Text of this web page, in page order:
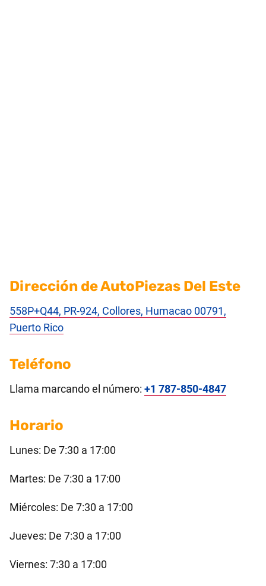
Dirección de AutoPiezas Del Este
558P+Q44, PR-924, Collores, Humacao 00791,
Puerto Rico
Teléfono
Llama marcando el número: +1 787-850-4847
Horario
Lunes: De 7:30 a 17:00
Martes: De 7:30 a 17:00
Miércoles: De 7:30 a 17:00
Jueves: De 7:30 a 17:00
Viernes: 7:30 a 17:00